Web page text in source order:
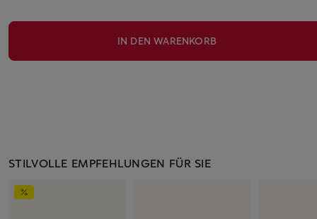
IN DEN WARENKORB
STILVOLLE EMPFEHLUNGEN FÜR SIE